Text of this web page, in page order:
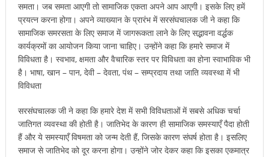
समता। जब समता आएगी तो सामाजिक एकता अपने आप आएगी। इसके लिए हमें
प्रयत्न करना होगा। अपने व्याख्यान के प्रारंभ में सरसंघचालक जी ने कहा कि
सामाजिक समरसता के लिए समाज में जागरूकता लाने के लिए सद्भावना वर्द्धक
कार्यक्रमों का आयोजन किया जाना चाहिए। उन्होंने कहा कि हमारे समाज में
विविधता है। स्वभाव, क्षमता और वैचारिक स्तर पर विविधता का होना स्वाभाविक भी
है। भाषा, खान – पान, देवी – देवता, पंथ – सम्प्रदाय तथा जाति व्यवस्था में भी
विविधता
सरसंघचालक जी ने कहा कि हमारे देश में सभी विविधताओं में सबसे अधिक चर्चा
जातिगत व्यवस्था की होती है। जातिभेद के कारण ही सामाजिक समस्याएँ पैदा होती
हैं और ये समस्याएँ विषमता को जन्म देती हैं, जिसके कारण संघर्ष होता है। इसलिए
समाज से जातिभेद को दूर करना होगा। उन्होंने जोर देकर कहा कि इसका एकमात्र